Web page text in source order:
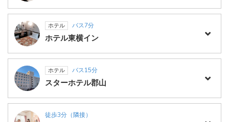
ホテル バス7分
ホテル東横イン
ホテル バス15分
スターホテル郡山
徒歩3分（隣接）